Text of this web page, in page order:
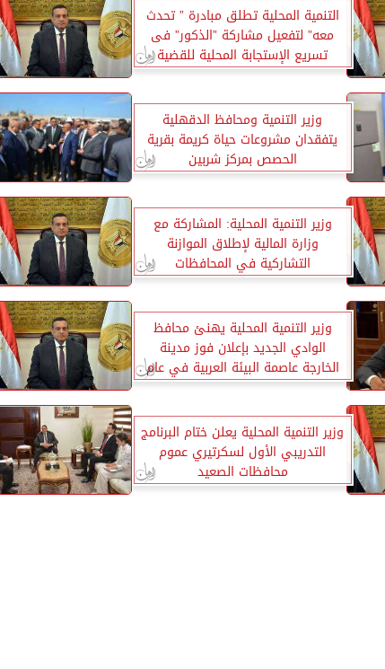
التنمية المحلية تطلق مبادرة ” تحدث
معه” لتفعيل مشاركة ”الذكور” فى
تسريع الإستجابة المحلية للقضية
السكانية
وزير التنمية ومحافظ الدقهلية
يتفقدان مشروعات حياة كريمة بقرية
الحصص بمركز شربين
وزير التنمية المحلية: المشاركة مع
وزارة المالية لإطلاق الموازنة
التشاركية في المحافظات
وزير التنمية المحلية يهنئ محافظ
الوادي الجديد بإعلان فوز مدينة
الخارجة عاصمة البيئة العربية في عام
2022
وزير التنمية المحلية يعلن ختام البرنامج
التدريبي الأول لسكرتيري عموم
محافظات الصعيد